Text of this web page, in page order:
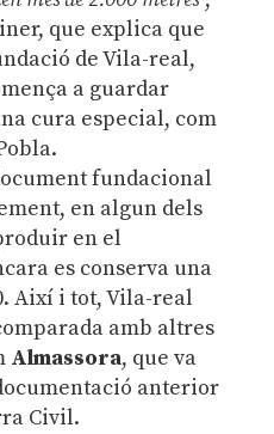
que explica que
de Vila-real,
a guardar
cura especial, com
fundacional
en algun dels
en el
es conserva una
Així i tot, Vila-real
amb altres
Almassora, que va
anterior
Civil.